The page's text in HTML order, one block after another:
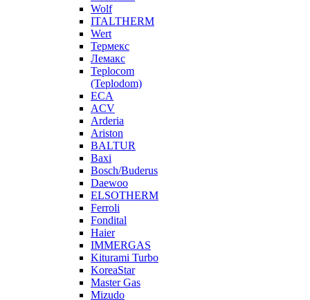
Wolf
ITALTHERM
Wert
Термекс
Лемакс
Teplocom
(Teplodom)
ECA
ACV
Arderia
Ariston
BALTUR
Baxi
Bosch/Buderus
Daewoo
ELSOTHERM
Ferroli
Fondital
Haier
IMMERGAS
Kiturami Turbo
KoreaStar
Master Gas
Mizudo